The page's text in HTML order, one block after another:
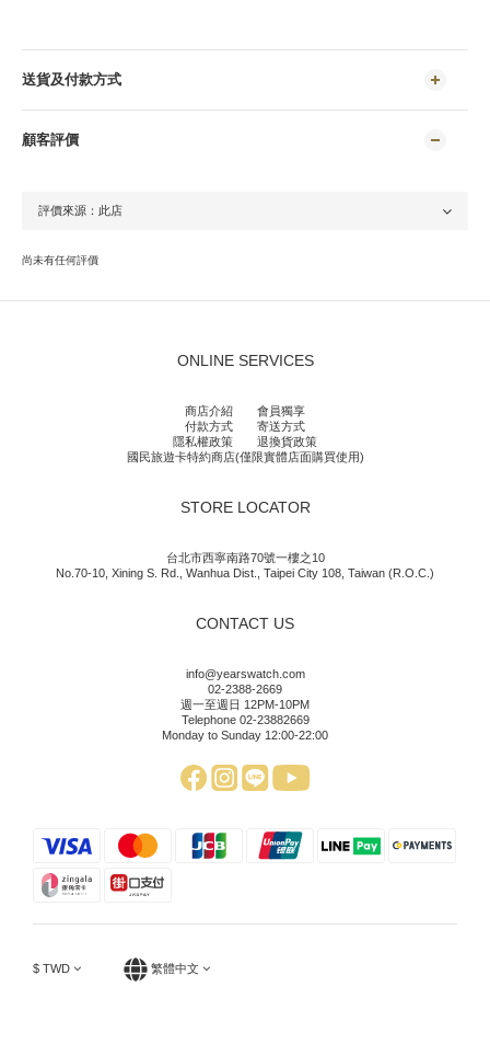
送貨及付款方式
顧客評價
尚未有任何評價
ONLINE SERVICES
商店介紹
會員獨享
付款方式
寄送方式
隱私權政策
退換貨政策
國民旅遊卡特約商店(僅限實體店面購買使用)
STORE LOCATOR
台北市西寧南路70號一樓之10
No.70-10, Xining S. Rd., Wanhua Dist., Taipei City 108, Taiwan (R.O.C.)
CONTACT US
info@yearswatch.com
02-2388-2669
週一至週日 12PM-10PM
Telephone 02-23882669
Monday to Sunday 12:00-22:00
$ TWD 繁體中文